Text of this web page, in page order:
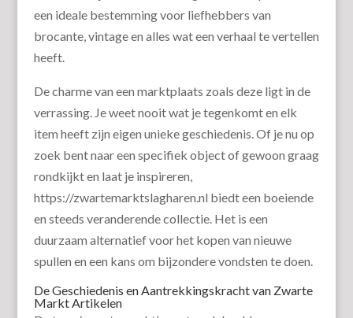
een ideale bestemming voor liefhebbers van
brocante, vintage en alles wat een verhaal te vertellen
heeft.
De charme van een marktplaats zoals deze ligt in de
verrassing. Je weet nooit wat je tegenkomt en elk
item heeft zijn eigen unieke geschiedenis. Of je nu op
zoek bent naar een specifiek object of gewoon graag
rondkijkt en laat je inspireren,
https://zwartemarktslagharen.nl biedt een boeiende
en steeds veranderende collectie. Het is een
duurzaam alternatief voor het kopen van nieuwe
spullen en een kans om bijzondere vondsten te doen.
De Geschiedenis en Aantrekkingskracht van Zwarte
Markt Artikelen